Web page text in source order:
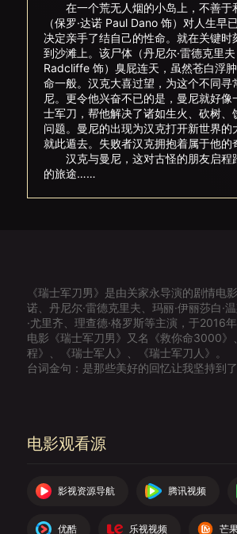
在一个荒无人烟的小岛上，不善于
（保罗·达诺 Paul Dano 饰）对人生早
决定亲手了结自己的性命。就在关键时
到沙滩上。该尸体（丹尼尔·雷德克里
Radcliffe 饰）臭屁连天，虽然苍白浮
命一般。汉克大喜过望，为这个不同寻
尼。更令他兴奋不已的是，曼尼就好像
士军刀，帮他解决了诸如生火、砍树、
问题。曼尼的出现为汉克打开新世界的
就此遁去。失败者汉克拥抱着属于他的
汉克与曼尼，这对古怪的朋友启程
的旅途……
《瑞士军刀男》是由关家永导演的剧情电
诺、丹尼尔·雷德克里夫、玛丽·伊丽莎白·
·尤里齐、理查德·格罗斯等主演，于2016年
电影《瑞士军刀男》又名《救你命3000》
程》、《瑞士军人》、《瑞士军刀人》。
台词金句：是那些美好的回忆让我坚持到了
电影观看源
影视资源导航 腾讯视频
优酷 乐视视频 芒